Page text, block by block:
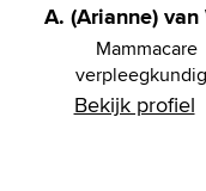
A. (Arianne)
Mammacare
Bekijk profiel